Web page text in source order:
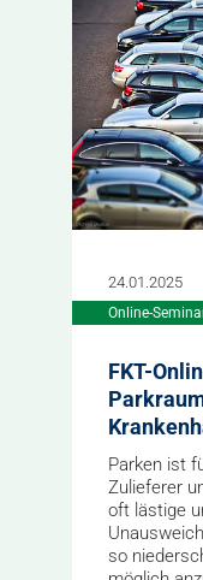
24.01.2025
Online-
FKT-
Parken ist
Zulieferer
oft lästige
so